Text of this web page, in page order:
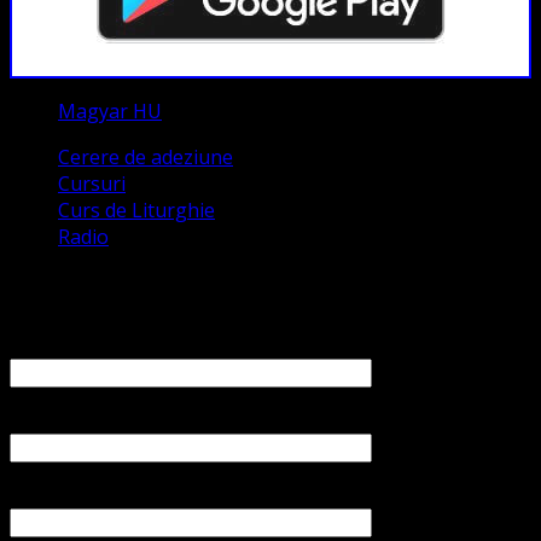
Magyar HU
Cerere de adeziune
Cursuri
Curs de Liturghie
Radio